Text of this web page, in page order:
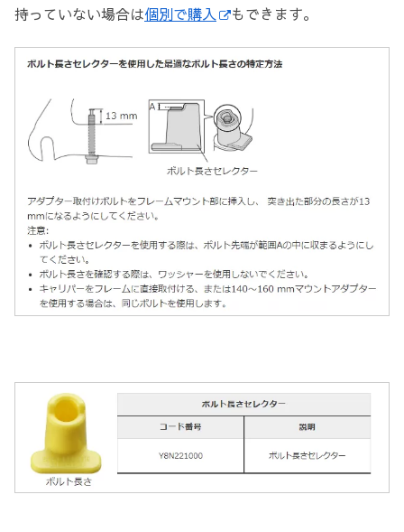
持っていない場合は個別で購入 もできます。